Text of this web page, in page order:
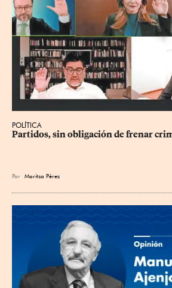
POLÍTICA
Partidos, sin obligación de frenar
Por Maritza Pérez